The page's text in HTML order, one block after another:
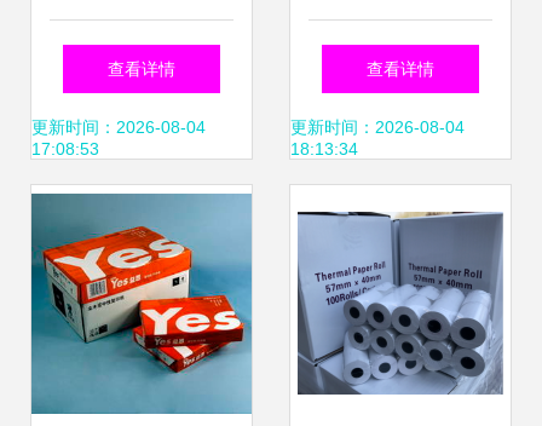
品相册背后的纸与
纸品艺术
查看详情
更新时间：2026-08-04
17:08:53
隆鑫贸易公司纸与
纸制品服务全面升
查看详情
更新时间：2026-08-04
18:13:34